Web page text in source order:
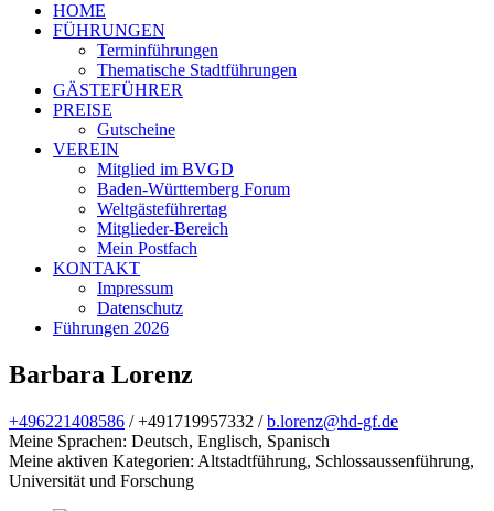
HOME
FÜHRUNGEN
Terminführungen
Thematische Stadtführungen
GÄSTEFÜHRER
PREISE
Gutscheine
VEREIN
Mitglied im BVGD
Baden-Württemberg Forum
Weltgästeführertag
Mitglieder-Bereich
Mein Postfach
KONTAKT
Impressum
Datenschutz
Führungen 2026
Barbara Lorenz
+496221408586 /+491719957332 /b.lorenz@hd-gf.de
Meine Sprachen: Deutsch, Englisch, Spanisch
Meine aktiven Kategorien: Altstadtführung, Schlossaussenführung,
Universität und Forschung